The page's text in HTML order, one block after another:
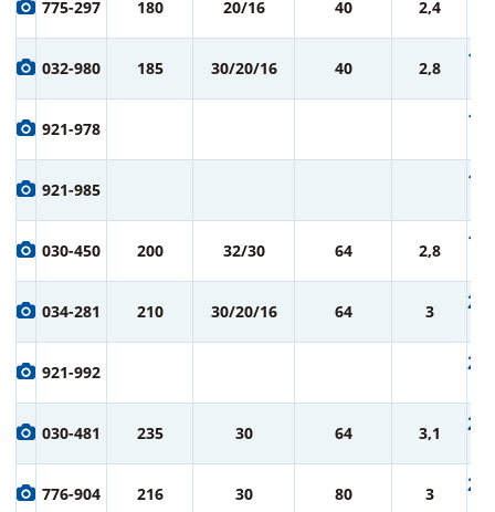
775-297 180 20/16 40 2,4
032-980 185 30/20/16 40 2,8 1
921-978 1
921-985 1
030-450 200 32/30 64 2,8 1
034-281 210 30/20/16 64 3 2
921-992 2
030-481 235 30 64 3,1 2
776-904 216 30 80 3 2